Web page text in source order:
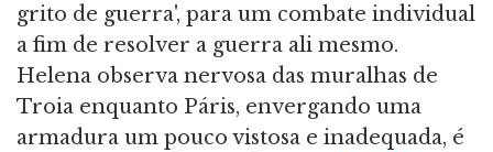
grito de guerra', para um combate individual
a fim de resolver a guerra ali mesmo.
Helena observa nervosa das muralhas de
Troia enquanto Páris, envergando uma
armadura um pouco vistosa e inadequada, é